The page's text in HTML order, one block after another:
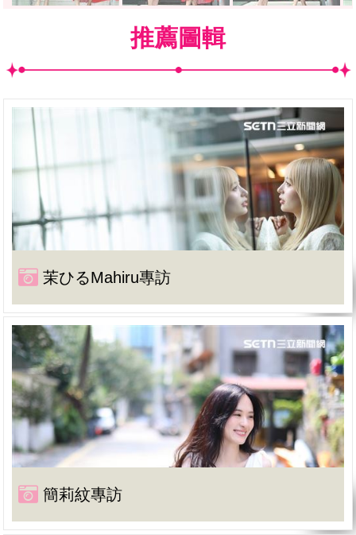
推薦圖輯
茉ひるMahiru專訪
簡莉紋專訪